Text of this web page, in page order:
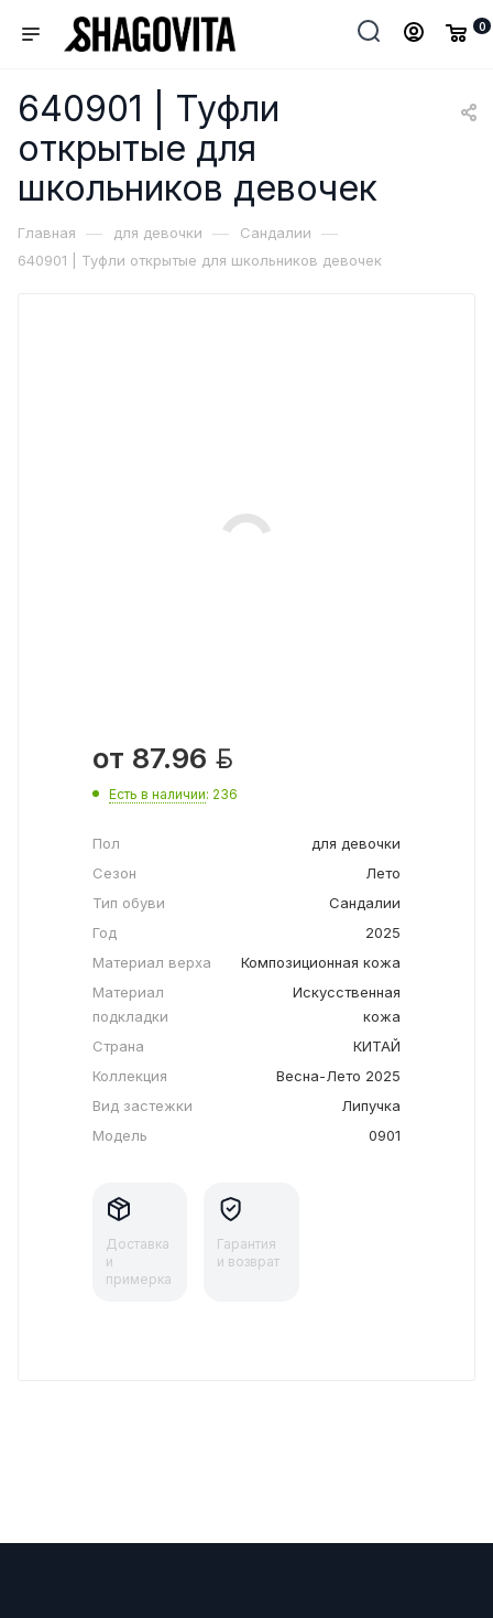
0
640901 | Туфли
открытые для
школьников девочек
Главная — для девочки — Сандалии —
640901 | Туфли открытые для школьников девочек
от 87.96 
Есть в наличии: 236
Пол
для девочки
Сезон
Лето
Тип обуви
Сандалии
Год
2025
Материал верха
Композиционная кожа
Материал
подкладки
Искусственная
кожа
Страна
КИТАЙ
Коллекция
Весна-Лето 2025
Вид застежки
Липучка
Модель
0901
Доставка
и
примерка
Гарантия
и возврат